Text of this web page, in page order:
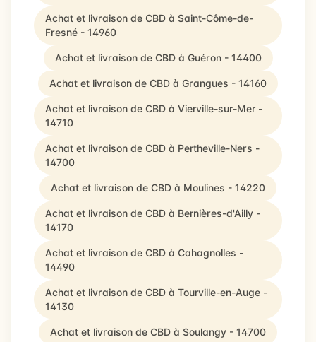
Achat et livraison de CBD à Saint-Côme-de-
Fresné - 14960
Achat et livraison de CBD à Guéron - 14400
Achat et livraison de CBD à Grangues - 14160
Achat et livraison de CBD à Vierville-sur-Mer -
14710
Achat et livraison de CBD à Pertheville-Ners -
14700
Achat et livraison de CBD à Moulines - 14220
Achat et livraison de CBD à Bernières-d'Ailly -
14170
Achat et livraison de CBD à Cahagnolles -
14490
Achat et livraison de CBD à Tourville-en-Auge -
14130
Achat et livraison de CBD à Soulangy - 14700